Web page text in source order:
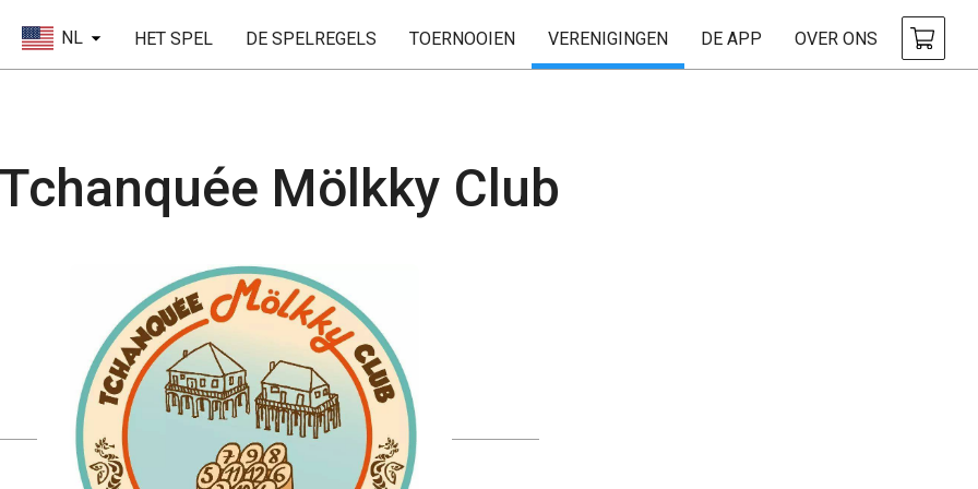
NL HET SPEL DE SPELREGELS TOERNOOIEN VERENIGINGEN DE APP OVER ONS
Mölkky Club